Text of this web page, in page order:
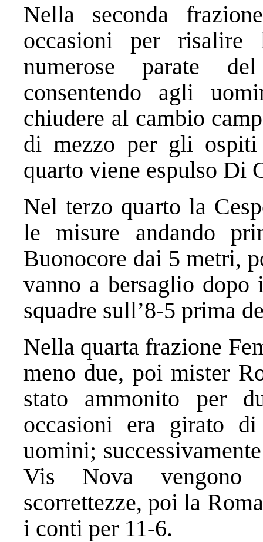
Nella seconda
occasioni per
numerose parate
consentendo agli
chiudere al cambio
di mezzo per gli
quarto viene espulso Di
Nel terzo quarto la
le misure andando
Buonocore dai 5 metri,
vanno a bersaglio
squadre sull’8-5 prima
Nella quarta frazione
meno due, poi mister
stato ammonito per
occasioni era girato
uomini;
Vis Nova vengono
scorrettezze, poi la
i conti per 11-6.